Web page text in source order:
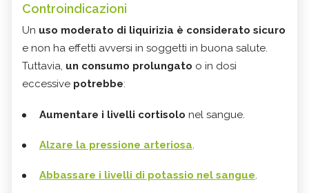
Controindicazioni
Un uso moderato di liquirizia è considerato sicuro
e non ha effetti avversi in soggetti in buona salute.
Tuttavia, un consumo prolungato o in dosi
eccessive potrebbe:
Aumentare i livelli cortisolo nel sangue.
Alzare la pressione arteriosa
Abbassare i livelli di potassio nel sangue